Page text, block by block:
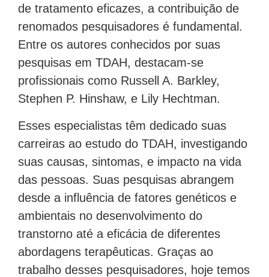
de tratamento eficazes, a contribuição de
renomados pesquisadores é fundamental.
Entre os autores conhecidos por suas
pesquisas em TDAH, destacam-se
profissionais como Russell A. Barkley,
Stephen P. Hinshaw, e Lily Hechtman.
Esses especialistas têm dedicado suas
carreiras ao estudo do TDAH, investigando
suas causas, sintomas, e impacto na vida
das pessoas. Suas pesquisas abrangem
desde a influência de fatores genéticos e
ambientais no desenvolvimento do
transtorno até a eficácia de diferentes
abordagens terapêuticas. Graças ao
trabalho desses pesquisadores, hoje temos